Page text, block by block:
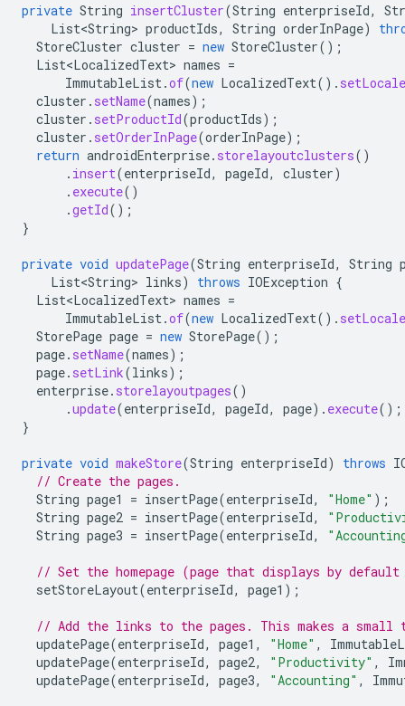
private String insertCluster(String enterpriseId,
List<String> productIds, String orderInPage)
StoreCluster cluster = new StoreCluster();
List<LocalizedText> names =
ImmutableList .of(new LocalizedText(). setLocale
cluster . setName(names);
cluster . setProductId(productIds);
cluster . setOrderInPage(orderInPage);
return androidEnterprise. storelayoutclusters()
. insert(enterpriseId, pageId, cluster)
. execute()
.getId();
}
private void updatePage(String enterpriseId, String
List<String> links) throws IOException {
List<LocalizedText> names =
ImmutableList .of(new LocalizedText(). setLocale
StorePage page = new StorePage();
page. setName(names);
page. setLink(links);
enterprise. storelayoutpages()
.update(enterpriseId, pageId, page). execute();
}
private void makeStore(String enterpriseId) throws
// Create the pages.
String page1 = insertPage(enterpriseId, "Home" );
String page2 = insertPage(enterpriseId,
String page3 = insertPage(enterpriseId,
// Set the homepage (page that displays by
setStoreLayout(enterpriseId, page1 );
// Add the links to the pages. This makes a small
updatePage(enterpriseId, page1 , "Home" ,
updatePage(enterpriseId, page2, "Productivity" ,
updatePage(enterpriseId, page3, "Accounting" ,